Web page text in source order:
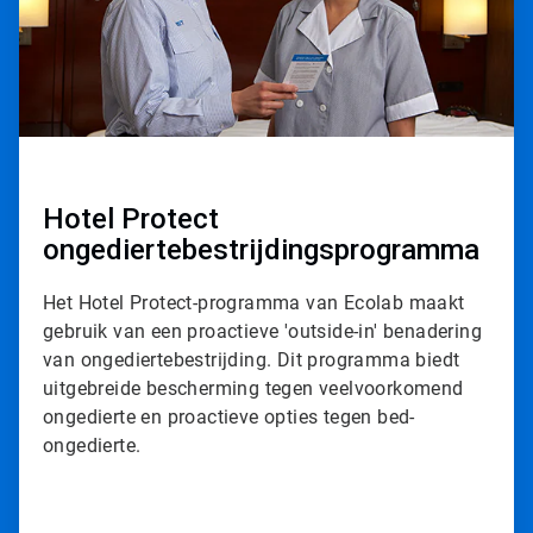
T
i
ˑ
Hotel Protect
ongediertebestrijdingsprogramma
Het Hotel Protect-programma van Ecolab maakt
gebruik van een proactieve 'outside-in' benadering
van ongediertebestrijding. Dit programma biedt
uitgebreide bescherming tegen veelvoorkomend
ongedierte en proactieve opties tegen bed-
ongedierte.